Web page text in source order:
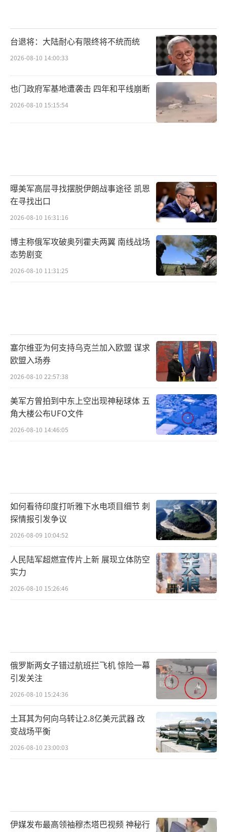
作。中国海警对菲方船只依法依规采取必要管
控措施。中国对包括鲎藤礁在内的南沙群岛及
其附近海域拥有无可争辩的主权。我们警告菲
方立即停止侵权挑衅，停止颠倒黑白、煽宣炒
作。中国海警将依法在中国管辖海域持续开展
维权执法活动，坚决维护国家领土主权和海洋
台退将：大陆耐心有限终将不统而统
2026-08-10 14:00:33
也门政府军基地遭袭击 四年和平线崩断
2026-08-10 15:15:54
曝美军高层寻找摆脱伊朗战事途径 凯恩
在寻找出口
2026-08-10 16:31:16
博主称俄军攻破奥列霍夫两翼 南线战场
态势剧变
2026-08-10 11:31:25
塞尔维亚为何支持乌克兰加入欧盟 谋求
欧盟入场券
2026-08-10 22:57:38
美军方曾拍到中东上空出现神秘球体 五
角大楼公布UFO文件
2026-08-10 14:46:05
如何看待印度打听雅下水电项目细节 刺
探情报引发争议
2026-08-09 10:04:52
人民陆军超燃宣传片上新 展现立体防空
实力
2026-08-10 15:26:46
俄罗斯两女子错过航班拦飞机 惊险一幕
引发关注
2026-08-10 15:24:36
土耳其为何向乌转让2.8亿美元武器 改
变战场平衡
2026-08-10 23:00:03
伊媒发布最高领袖穆杰塔巴视频 神秘行